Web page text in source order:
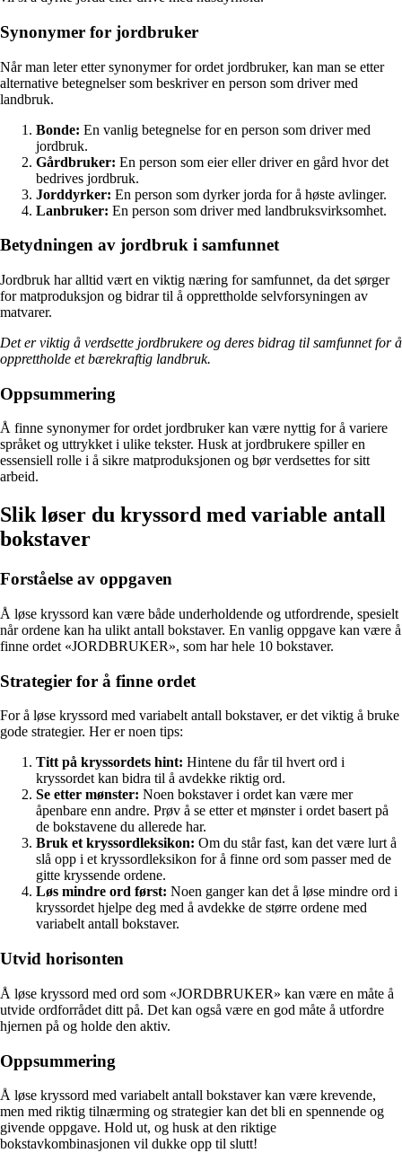
Synonymer for jordbruker
Når man leter etter synonymer for ordet jordbruker, kan man se etter
alternative betegnelser som beskriver en person som driver med
landbruk.
Bonde: En vanlig betegnelse for en person som driver med
jordbruk.
Gårdbruker: En person som eier eller driver en gård hvor det
bedrives jordbruk.
Jorddyrker: En person som dyrker jorda for å høste avlinger.
Lanbruker: En person som driver med landbruksvirksomhet.
Betydningen av jordbruk i samfunnet
Jordbruk har alltid vært en viktig næring for samfunnet, da det sørger
for matproduksjon og bidrar til å opprettholde selvforsyningen av
matvarer.
Det er viktig å verdsette jordbrukere og deres bidrag til samfunnet for å
opprettholde et bærekraftig landbruk.
Oppsummering
Å finne synonymer for ordet jordbruker kan være nyttig for å variere
språket og uttrykket i ulike tekster. Husk at jordbrukere spiller en
essensiell rolle i å sikre matproduksjonen og bør verdsettes for sitt
arbeid.
Slik løser du kryssord med variable antall
bokstaver
Forståelse av oppgaven
Å løse kryssord kan være både underholdende og utfordrende, spesielt
når ordene kan ha ulikt antall bokstaver. En vanlig oppgave kan være å
finne ordet «JORDBRUKER», som har hele 10 bokstaver.
Strategier for å finne ordet
For å løse kryssord med variabelt antall bokstaver, er det viktig å bruke
gode strategier. Her er noen tips:
Titt på kryssordets hint: Hintene du får til hvert ord i
kryssordet kan bidra til å avdekke riktig ord.
Se etter mønster: Noen bokstaver i ordet kan være mer
åpenbare enn andre. Prøv å se etter et mønster i ordet basert på
de bokstavene du allerede har.
Bruk et kryssordleksikon: Om du står fast, kan det være lurt å
slå opp i et kryssordleksikon for å finne ord som passer med de
gitte kryssende ordene.
Løs mindre ord først: Noen ganger kan det å løse mindre ord i
kryssordet hjelpe deg med å avdekke de større ordene med
variabelt antall bokstaver.
Utvid horisonten
Å løse kryssord med ord som «JORDBRUKER» kan være en måte å
utvide ordforrådet ditt på. Det kan også være en god måte å utfordre
hjernen på og holde den aktiv.
Oppsummering
Å løse kryssord med variabelt antall bokstaver kan være krevende,
men med riktig tilnærming og strategier kan det bli en spennende og
givende oppgave. Hold ut, og husk at den riktige
bokstavkombinasjonen vil dukke opp til slutt!